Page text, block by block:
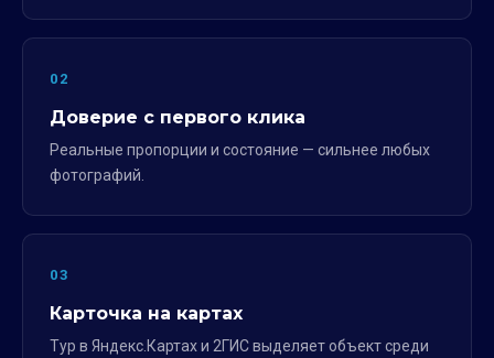
02
Доверие с первого клика
Реальные пропорции и состояние — сильнее любых
фотографий.
03
Карточка на картах
Тур в Яндекс.Картах и 2ГИС выделяет объект среди